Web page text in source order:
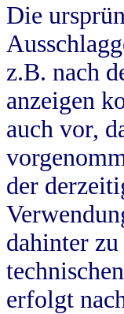
Die
z.B. nach
anzeigen
auch vor,
der
dahinter
erfolgt